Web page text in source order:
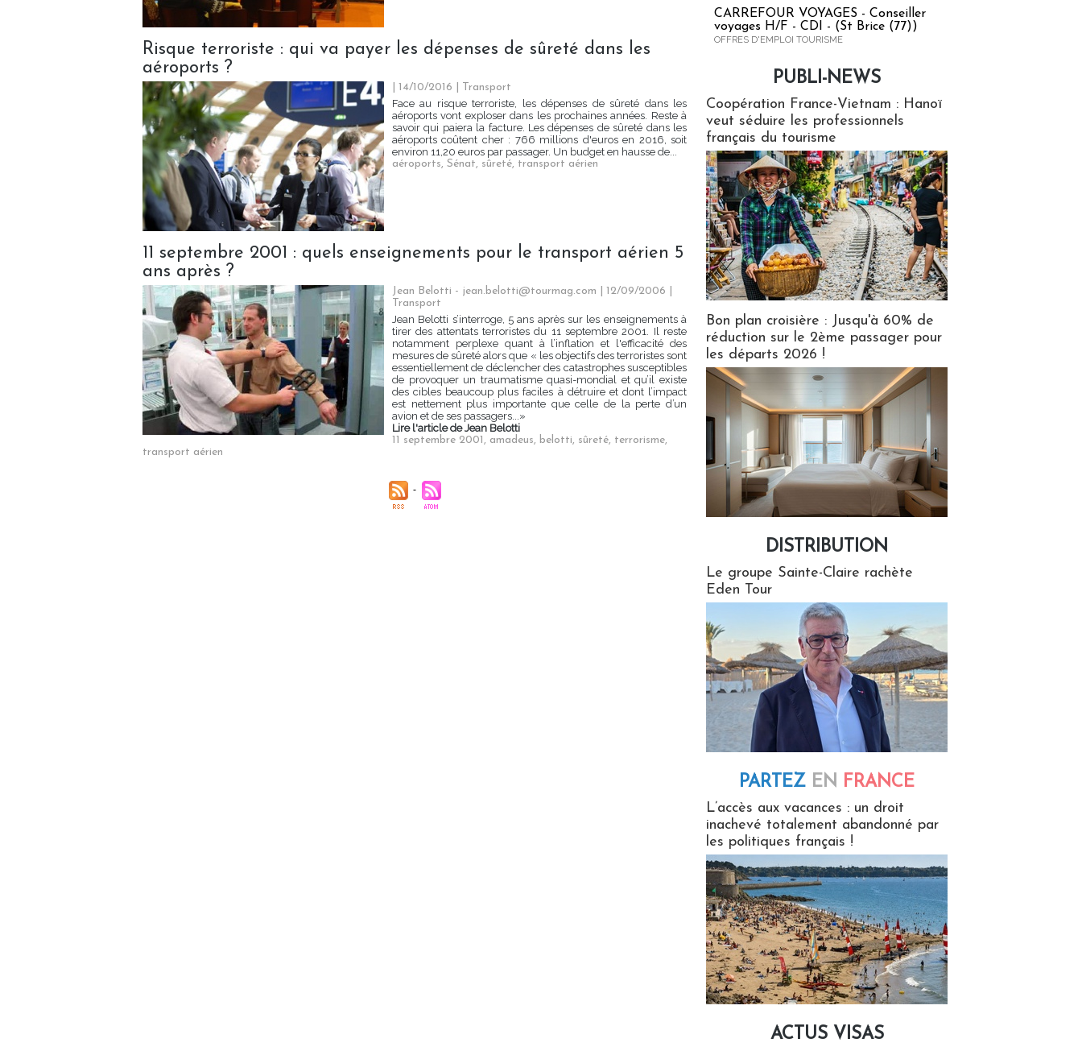
Risque terroriste : qui va payer les dépenses de sûreté dans les
aéroports ?
| 14/10/2016
Transport
Face au risque terroriste, les dépenses de sûreté dans les
aéroports vont exploser dans les prochaines années. Reste à
savoir qui paiera la facture. Les dépenses de sûreté dans les
aéroports coûtent cher : 766 millions d'euros en 2016, soit
environ 11,20 euros par passager. Un budget en hausse de...
aéroports, Sénat, sûreté, transport aérien
11 septembre 2001 : quels enseignements pour le transport aérien 5
ans après ?
Jean Belotti - jean.belotti@tourmag.com | 12/09/2006
Transport
Jean Belotti s’interroge, 5 ans après sur les enseignements à
tirer des attentats terroristes du 11 septembre 2001. Il reste
notamment perplexe quant à l’inflation et l'efficacité des
mesures de sûreté alors que « les objectifs des terroristes sont
essentiellement de déclencher des catastrophes susceptibles
de provoquer un traumatisme quasi-mondial et qu’il existe
des cibles beaucoup plus faciles à détruire et dont l’impact
est nettement plus importante que celle de la perte d’un
avion et de ses passagers...»
Lire l'article de Jean Belotti
11 septembre 2001, amadeus, belotti, sûreté, terrorisme,
transport aérien
CARREFOUR VOYAGES - Conseiller
voyages H/F - CDI - (St Brice (77))
OFFRES D'EMPLOI TOURISME
PUBLI-NEWS
Coopération France-Vietnam : Hanoï
veut séduire les professionnels
français du tourisme
Bon plan croisière : Jusqu'à 60% de
réduction sur le 2ème passager pour
les départs 2026 !
DISTRIBUTION
Le groupe Sainte-Claire rachète
Eden Tour
PARTEZ EN FRANCE
L’accès aux vacances : un droit
inachevé totalement abandonné par
les politiques français !
ACTUS VISAS